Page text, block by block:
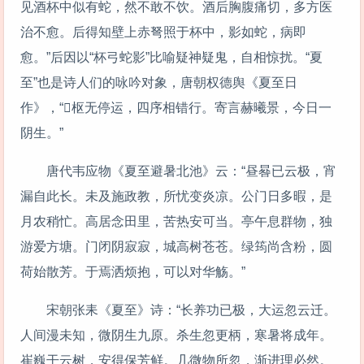
见酒杯中似有蛇，然不敢不饮。酒后胸腹痛切，多方医
治不愈。后得知壁上赤弩照于杯中，影如蛇，病即
愈。”后因以“杯弓蛇影”比喻疑神疑鬼，自相惊扰。“夏
至”也是诗人们的咏吟对象，唐朝权德舆《夏至日
作》，“枢无停运，四序相错行。寄言赫曦景，今日一
阴生。”
唐代韦应物《夏至避暑北池》云：“昼晷已云极，宵
漏自此长。未及施政教，所忧变炎凉。公门日多暇，是
月农稍忙。高居念田里，苦热安可当。亭午息群物，独
游爱方塘。门闭阴寂寂，城高树苍苍。绿筠尚含粉，圆
荷始散芳。于焉洒烦抱，可以对华觞。”
宋朝张耒《夏至》诗：“长养功已极，大运忽云迁。
人间漫未知，微阴生九原。杀生忽更柄，寒暑将成年。
崔巍干云树，安得保芳鲜。几微物所忽，渐进理必然。